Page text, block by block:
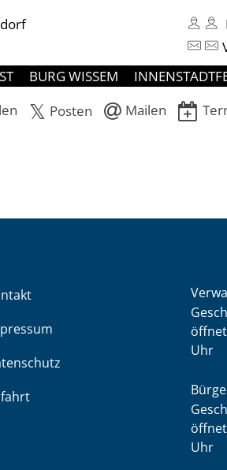
BURG WISSEM
Posten Mailen
Uhr
Uhr